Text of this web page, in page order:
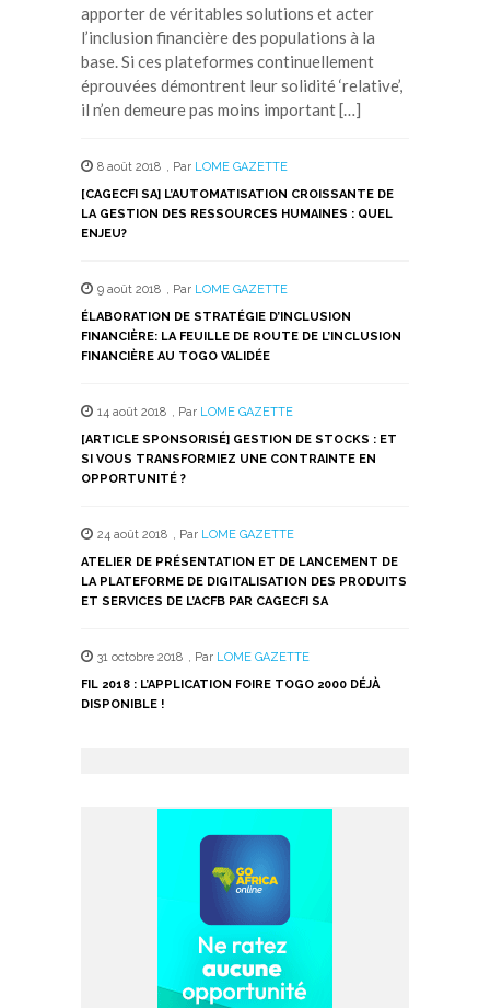
apporter de véritables solutions et acter
l’inclusion financière des populations à la
base. Si ces plateformes continuellement
éprouvées démontrent leur solidité ‘relative’,
il n’en demeure pas moins important […]
8 août 2018 , Par LOME GAZETTE
[CAGECFI SA] L’AUTOMATISATION CROISSANTE DE
LA GESTION DES RESSOURCES HUMAINES : QUEL
ENJEU?
9 août 2018 , Par LOME GAZETTE
ÉLABORATION DE STRATÉGIE D’INCLUSION
FINANCIÈRE: LA FEUILLE DE ROUTE DE L’INCLUSION
FINANCIÈRE AU TOGO VALIDÉE
14 août 2018 , Par LOME GAZETTE
[ARTICLE SPONSORISÉ] GESTION DE STOCKS : ET
SI VOUS TRANSFORMIEZ UNE CONTRAINTE EN
OPPORTUNITÉ ?
24 août 2018 , Par LOME GAZETTE
ATELIER DE PRÉSENTATION ET DE LANCEMENT DE
LA PLATEFORME DE DIGITALISATION DES PRODUITS
ET SERVICES DE L’ACFB PAR CAGECFI SA
31 octobre 2018 , Par LOME GAZETTE
FIL 2018 : L’APPLICATION FOIRE TOGO 2000 DÉJÀ
DISPONIBLE !